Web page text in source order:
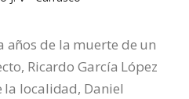
años de la muerte de un
Ricardo García López
la localidad, Daniel